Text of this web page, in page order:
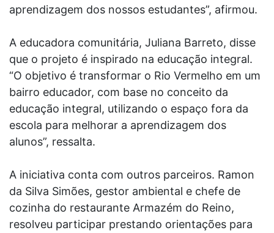
aprendizagem dos nossos estudantes”, afirmou.
A educadora comunitária, Juliana Barreto, disse
que o projeto é inspirado na educação integral.
“O objetivo é transformar o Rio Vermelho em um
bairro educador, com base no conceito da
educação integral, utilizando o espaço fora da
escola para melhorar a aprendizagem dos
alunos”, ressalta.
A iniciativa conta com outros parceiros. Ramon
da Silva Simões, gestor ambiental e chefe de
cozinha do restaurante Armazém do Reino,
resolveu participar prestando orientações para